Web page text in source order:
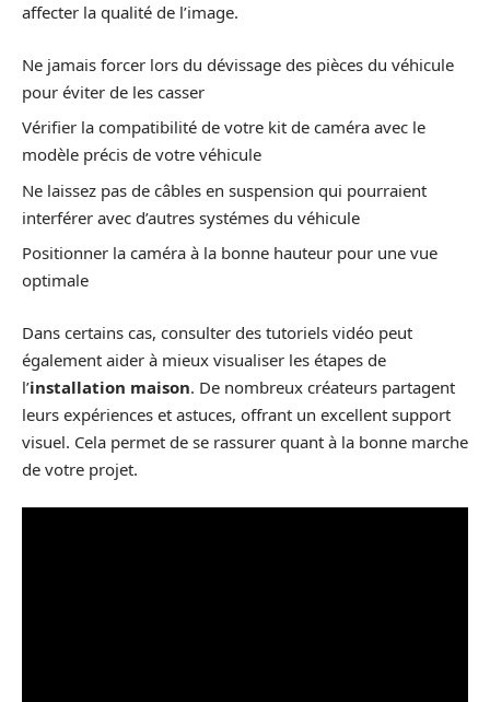
affecter la qualité de l’image.
Ne jamais forcer lors du dévissage des pièces du véhicule
pour éviter de les casser
Vérifier la compatibilité de votre kit de caméra avec le
modèle précis de votre véhicule
Ne laissez pas de câbles en suspension qui pourraient
interférer avec d’autres systémes du véhicule
Positionner la caméra à la bonne hauteur pour une vue
optimale
Dans certains cas, consulter des tutoriels vidéo peut
également aider à mieux visualiser les étapes de
l’installation maison. De nombreux créateurs partagent
leurs expériences et astuces, offrant un excellent support
visuel. Cela permet de se rassurer quant à la bonne marche
de votre projet.